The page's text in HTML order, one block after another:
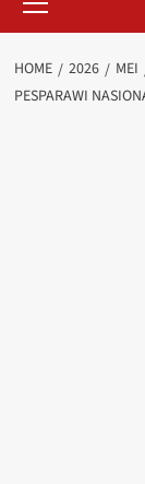
Menu
HOME 2026 MEI
PESPARAWI